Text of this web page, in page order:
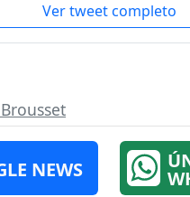
Ver tweet completo
NEWS